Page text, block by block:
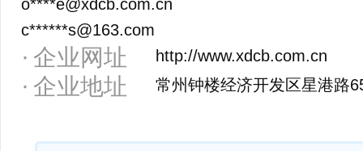
o****e@xdcb.com.cn
c******s@163.com
企业网址 http://www.xdcb.com.cn
企业地址 常州钟楼经济开发区星港路